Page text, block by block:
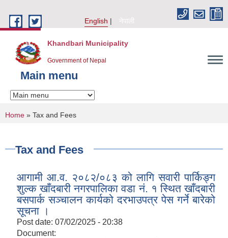
English
नेपाली
Khandbari Municipality
Government of Nepal
Main menu
You are here
Home » Tax and Fees
Tax and Fees
आगामी आ.व. २०८२/०८३ को लागि सवारी पार्किङ्ग
शुल्क खाँदबारी नगरपालिका वडा नं. १ स्थित खाँदबारी
बसपार्क सञ्चालन कार्यको दरभाउपत्र पेस गर्ने बारेको
सूचना ।
Post date: 07/02/2025 - 20:38
Document: